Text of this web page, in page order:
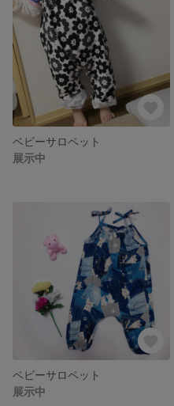
ベビーサロペット
展示中
ベビーサロペット
展示中